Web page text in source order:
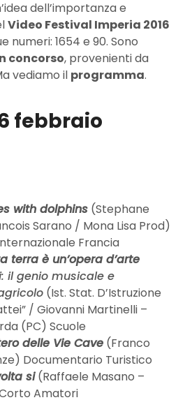
dell’importanza e
Video Festival Imperia 2016
numeri: 1654 e 90. Sono
concorso, provenienti da
vediamo il programma.
febbraio
with dolphins (Stephane
Sarano / Mona Lisa Prod)
Francia
terra è un’opera d’arte
il genio musicale e
(Ist. Stat. D’Istruzione
/ Giovanni Martinelli –
(PC) Scuole
delle Vie Cave (Franco
Documentario Turistico
si(Raffaele Masano –
Amatori